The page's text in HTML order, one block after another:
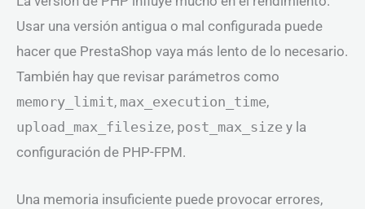
Usar una versión antigua o mal configurada puede
hacer que PrestaShop vaya más lento de lo necesario.
También hay que revisar parámetros como
memory_limit, max_execution_time,
upload_max_filesize, post_max_size y la
configuración de PHP-FPM.
Una memoria insuficiente puede provocar errores,